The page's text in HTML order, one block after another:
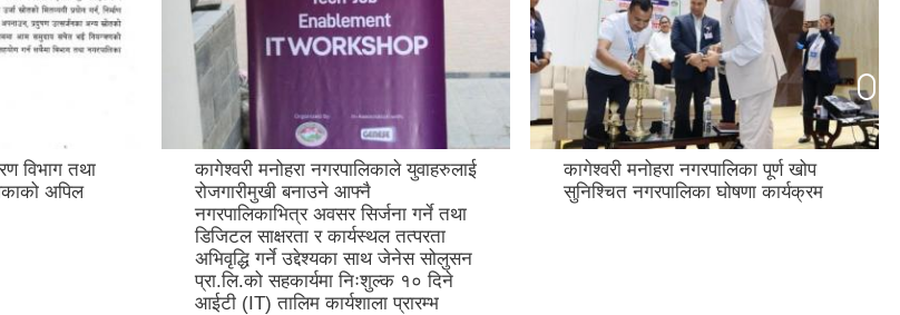
विभाग तथा
अपिल
कागेश्वरी मनोहरा नगरपालिकाले युवाहरुलाई
रोजगारीमुखी बनाउने आफ्नै
नगरपालिकाभित्र अवसर सिर्जना गर्ने तथा
डिजिटल साक्षरता र कार्यस्थल तत्परता
अभिवृद्धि गर्ने उद्देश्यका साथ जेनेस सोलुसन
प्रा.लि.को सहकार्यमा निःशुल्क १० दिने
आईटी (IT) तालिम कार्यशाला प्रारम्भ
कागेश्वरी मनोहरा नगरपालिका पूर्ण खोप
सुनिश्चित नगरपालिका घोषणा कार्यक्रम